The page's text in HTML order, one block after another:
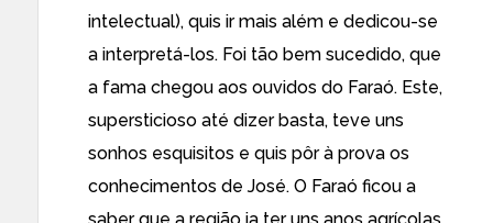
intelectual), quis ir mais além e dedicou-se
a interpretá-los. Foi tão bem sucedido, que
a fama chegou aos ouvidos do Faraó. Este,
supersticioso até dizer basta, teve uns
sonhos esquisitos e quis pôr à prova os
conhecimentos de José. O Faraó ficou a